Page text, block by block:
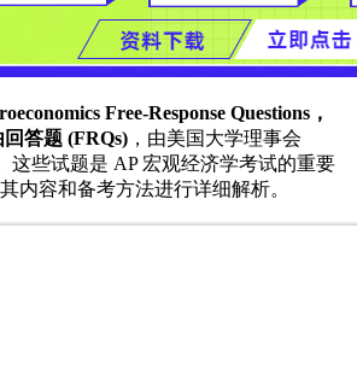
Free-Response Questions，
回答题 (FRQs) ，由美国大学理事会
这些试题是 AP 宏观经济学考试的重要
内容和备考方法进行详细解析。